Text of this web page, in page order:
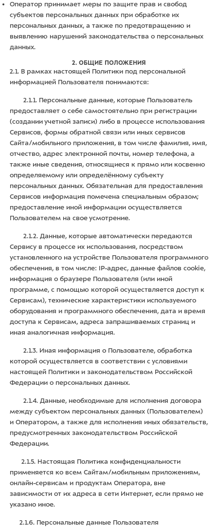
Оператор принимает меры по защите прав и свобод
субъектов персональных данных при обработке их
персональных данных, а также по предотвращению и
выявлению нарушений законодательства о персональных
данных.
2. ОБЩИЕ ПОЛОЖЕНИЯ
2.1. В рамках настоящей Политики под персональной
информацией Пользователя понимаются:
2.1.1. Персональные данные, которые Пользователь
предоставляет о себе самостоятельно при регистрации
(создании учетной записи) либо в процессе использования
Сервисов, формы обратной связи или иных сервисов
Сайта/мобильного приложения, в том числе фамилия, имя,
отчество, адрес электронной почты, номер телефона, а
также иные сведения, относящиеся к прямо или косвенно
определяемому или определённому субъекту
персональных данных. Обязательная для предоставления
Сервисов информация помечена специальным образом;
предоставление иной информации осуществляется
Пользователем на свое усмотрение.
2.1.2. Данные, которые автоматически передаются
Сервису в процессе их использования, посредством
установленного на устройстве Пользователя программного
обеспечения, в том числе: IP-адрес, данные файлов cookie,
информация о браузере Пользователя (или иной
программе, с помощью которой осуществляется доступ к
Сервисам), технические характеристики используемого
оборудования и программного обеспечения, дата и время
доступа к Сервисам, адреса запрашиваемых страниц и
иная аналогичная информация.
2.1.3. Иная информация о Пользователе, обработка
которой осуществляется в соответствии с условиями
настоящей Политики и законодательством Российской
Федерации о персональных данных.
2.1.4. Данные, необходимые для исполнения договора
между субъектом персональных данных (Пользователем)
и Оператором, а также для исполнения иных обязательств,
предусмотренных законодательством Российской
Федерации.
2.1.5. Настоящая Политика конфиденциальности
применяется ко всем Сайтам/мобильным приложениям,
онлайн-сервисам и продуктам Оператора, вне
зависимости от их адреса в сети Интернет, если прямо не
указано иное.
2.1.6. Персональные данные Пользователя